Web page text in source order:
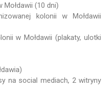
(10 dni)
kolonii w Mołdawii
w Mołdawii (plakaty, ulotki
na social mediach, 2 witryny